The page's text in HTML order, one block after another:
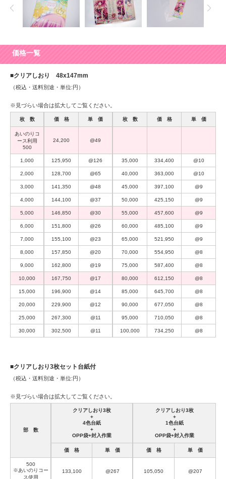
価格一覧
■クリアしおり 48x147mm
（税込・送料別途・単位:円）
※見づらい場合は拡大してご覧ください。
枚 数 価 格 単 価 枚 数 価 格 単 価
あいのりコ
ース利用
500
24,200 @49
1,000 125,950 @126 35,000 334,400 @10
2,000 128,700 @65 40,000 363,000 @10
3,000 141,350 @48 45,000 397,100 @9
4,000 144,100 @37 50,000 425,150 @9
5,000 146,850 @30 55,000 457,600 @9
6,000 151,800 @26 60,000 485,100 @9
7,000 155,100 @23 65,000 521,950 @9
8,000 157,850 @20 70,000 554,950 @8
9,000 162,800 @19 75,000 587,400 @8
10,000 167,750 @17 80,000 612,150 @8
15,000 196,900 @14 85,000 645,700 @8
20,000 229,900 @12 90,000 677,050 @8
25,000 267,300 @11 95,000 710,050 @8
30,000 302,500 @11 100,000 734,250 @8
■クリアしおり3枚セット台紙付
（税込・送料別途・単位:円）
※見づらい場合は拡大してご覧ください。
部 数
クリアしおり3枚
+
4色台紙
+
OPP袋+封入作業
クリアしおり3枚
+
1色台紙
+
OPP袋+封入作業
価 格 単 価 価 格 単 価
500
※あいのりコー
ス使用
133,100 @267 105,050 @207